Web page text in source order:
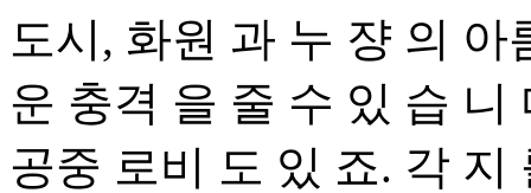
도시, 화원 과 누 쟝 의
운 충격 을 줄 수 있 습
공중 로비 도 있 죠. 각